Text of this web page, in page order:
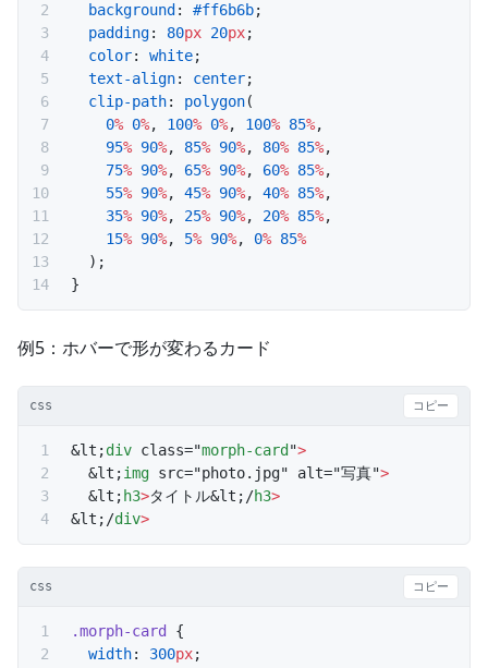
  background
: #ff6b6b;
  padding
: 80px 20px;
  color
: white;
  text-align
: center;
  clip-path
: polygon(
    0
% 0%, 100% 0%, 100% 85%,
    95
% 90%, 85% 90%, 80% 85%,
    75
% 90%, 65% 90%, 60% 85%,
    55
% 90%, 45% 90%, 40% 85%,
    35
% 90%, 25% 90%, 20% 85%,
    15
% 90%, 5% 90%, 0% 85%
  );
}
例5：ホバーで形が変わるカード
css コピー
&lt;div class="morph-card ">
  &lt;
img src="photo.jpg" alt="写真">
  &lt;
h3>タイトル&lt;/h3>
&lt;/div>
css コピー
.morph-card
{
  width
: 300px;